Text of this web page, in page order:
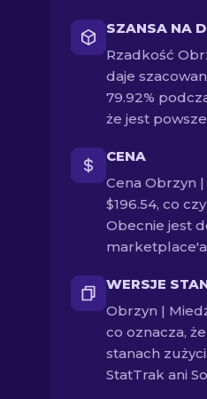
SZANSA NA
Rzadkość
daje
79.92%
że jest
CENA
Cena Obrzyn |
$196.54, co
Obecnie jest
WERSJE
Obrzyn |
co oznacza,
stanach
StatTrak ani